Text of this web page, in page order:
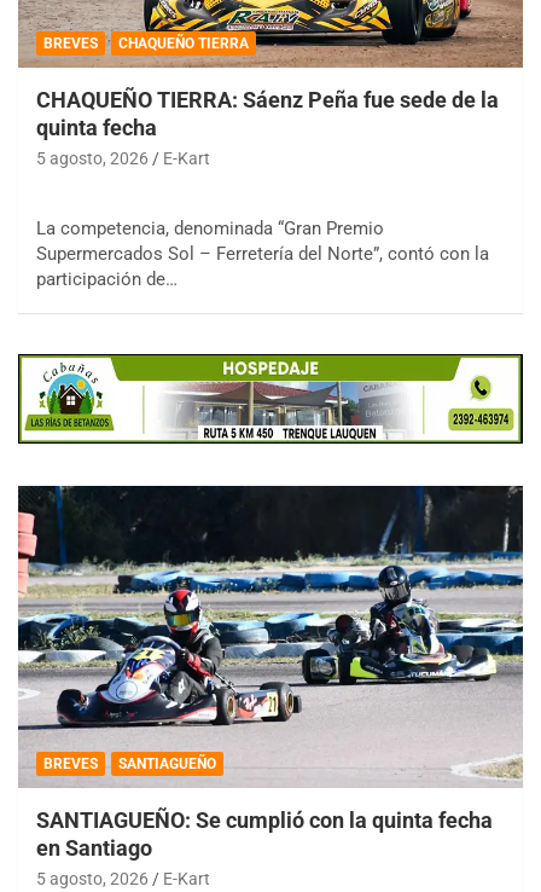
BREVES CHAQUEÑO TIERRA
CHAQUEÑO TIERRA: Sáenz Peña fue sede de la
quinta fecha
5 agosto, 2026 E-Kart
La competencia, denominada “Gran Premio
Supermercados Sol – Ferretería del Norte”, contó con la
participación de…
BREVES SANTIAGUEÑO
SANTIAGUEÑO: Se cumplió con la quinta fecha
en Santiago
5 agosto, 2026 E-Kart